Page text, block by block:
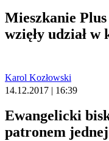
Mieszkanie
wzięły udział
Karol Kozłowski
14.12.2017 | 16:39
Ewangelicki
patronem